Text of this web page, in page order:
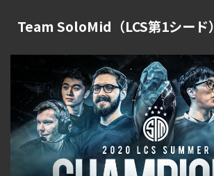
Team SoloMid（LCS第1シード）